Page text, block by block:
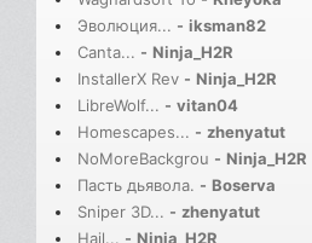
Эволюция... - iksman82
Canta... - Ninja_H2R
InstallerX Rev - Ninja_H2R
LibreWolf... - vitan04
Homescapes... - zhenyatut
NoMoreBackgrou - Ninja_H2R
Пасть дьявола. - Boserva
Sniper 3D... - zhenyatut
Hail... - Ninja_H2R